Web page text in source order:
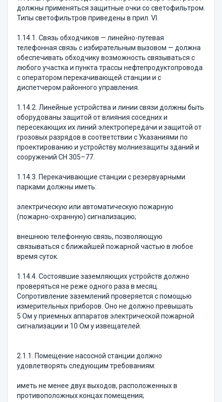
должны применяться защитные очки со светофильтром.
Типы светофильтров приведены в прил. VI.
1.14.1. Связь обходчиков — линейно-путевая
телефонная связь с избирательным вызовом — должна
обеспечивать обходчику возможность связываться с
любого участка и пункта трассы нефтепродуктопровода
с оператором перекачивающей станции и с
диспетчером районного управления.
1.14.2. Линейные устройства и линии связи должны быть
оборудованы защитой от влияния соседних и
пересекающих их линий электропередачи и защитой от
грозовых разрядов в соответствии с Указаниями по
проектированию и устройству молниезащиты зданий и
сооружений СН 305–77.
1.14.3. Перекачивающие станции с резервуарными
парками должны иметь:
электрическую или автоматическую пожарную
(пожарно-охранную) сигнализацию;
внешнюю телефонную связь, позволяющую
связываться с ближайшей пожарной частью в любое
время суток.
1.14.4. Состоявшие заземляющих устройств должно
проверяться не реже одного раза в месяц.
Сопротивление заземлений проверяется с помощью
измерительных приборов. Оно не должно превышать
5 Ом у приемных аппаратов электрической пожарной
сигнализации и 10 Ом у извещателей.
2.1.1. Помещение насосной станции должно
удовлетворять следующим требованиям:
иметь не менее двух выходов, расположенных в
противоположных концах помещения;